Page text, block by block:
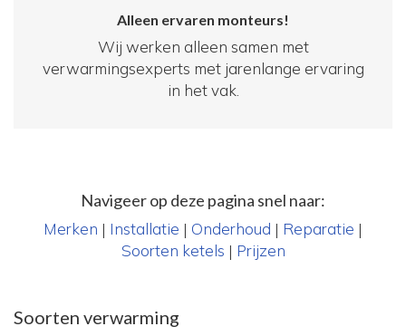
Alleen ervaren monteurs!
Wij werken alleen samen met
verwarmingsexperts met jarenlange ervaring
in het vak.
Navigeer op deze pagina snel naar:
Merken | Installatie | Onderhoud | Reparatie |
Soorten ketels | Prijzen
Soorten verwarming